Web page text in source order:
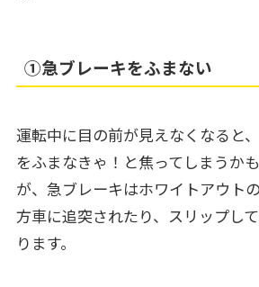
➀急ブレーキをふまない
運転中に目の前が見えなくなると
をふまなきゃ！と焦ってしまうか
が、急ブレーキはホワイトアウト
方車に追突されたり、スリップし
ります。